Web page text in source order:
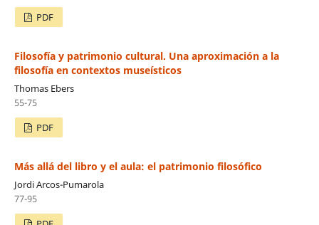
PDF
Filosofía y patrimonio cultural. Una aproximación a la
filosofía en contextos museísticos
Thomas Ebers
55-75
PDF
Más allá del libro y el aula: el patrimonio filosófico
Jordi Arcos-Pumarola
77-95